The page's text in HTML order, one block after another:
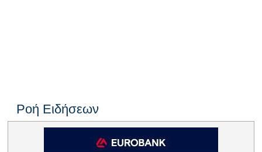
Ροή Ειδήσεων